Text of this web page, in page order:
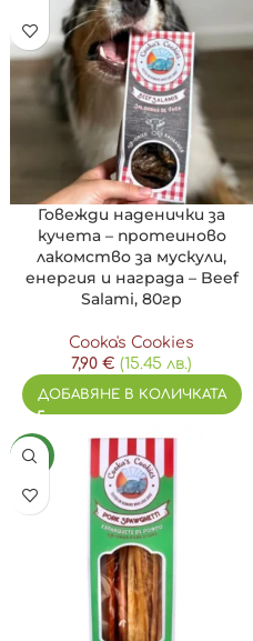
Говежди наденички за
кучета – протеиново
лакомство за мускули,
енергия и награда – Beef
Salami, 80гр
Cooka's Cookies
7,90 € (15.45 лв.)
ДОБАВЯНЕ В КОЛИЧКАТА
NEW